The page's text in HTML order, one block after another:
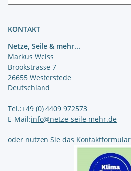
KONTAKT
Netze, Seile & mehr...
Markus Weiss
Brookstrasse 7
26655 Westerstede
Deutschland
Tel.:+49 (0) 4409 972573
E-Mail:info@netze-seile-mehr.de
oder nutzen Sie das Kontaktformular